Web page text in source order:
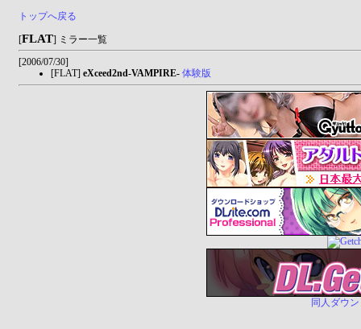
トップへ戻る
[FLAT] ミラー一覧
[2006/07/30]
[FLAT] eXceed2nd-VAMPIRE- 体験版
同人ダウ